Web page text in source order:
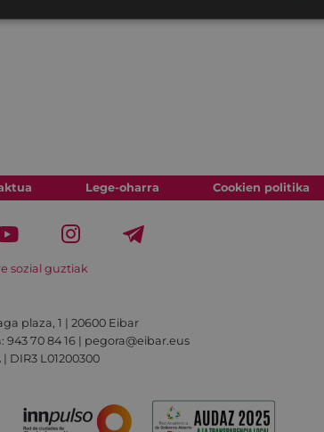
Lege-oharra Cookien politika
sozial guztiak
plaza, 1 | 20600 Eibar
943 70 84 16 | pegora@eibar.eus
| DIR3 L01200300